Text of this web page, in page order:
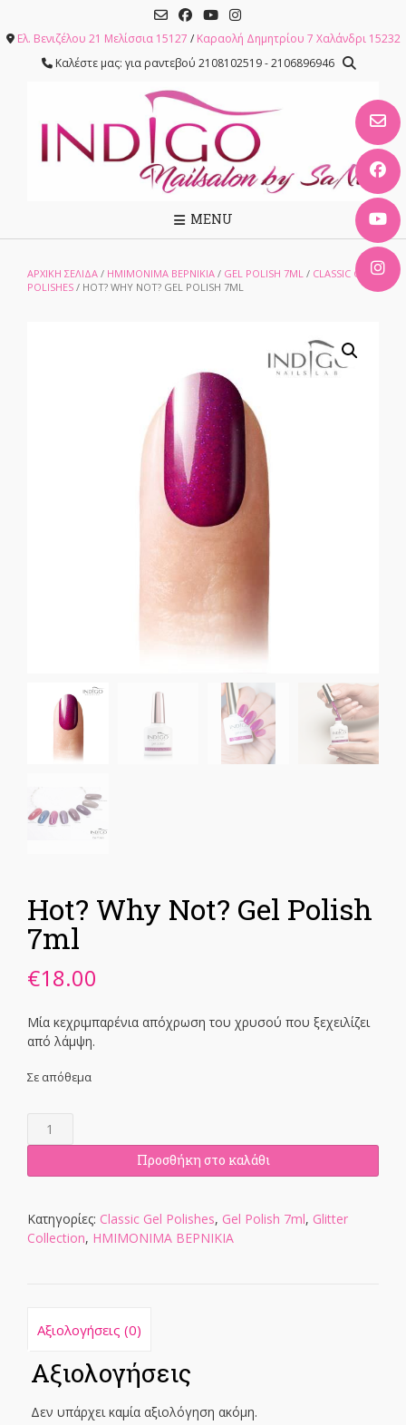
content
Ελ. Βενιζέλου 21 Μελίσσια 15127 / Καραολή Δημητρίου 7 Χαλάνδρι 15232
Καλέστε μας: για ραντεβού 2108102519 - 2106896946
MENU
ΑΡΧΙΚΉ ΣΕΛΊΔΑ / ΗΜΙΜΟΝΙΜΑ ΒΕΡΝΙΚΙΑ / GEL POLISH 7ML / CLASSIC GEL
POLISHES / HOT? WHY NOT? GEL POLISH 7ML
Hot? Why Not? Gel Polish
7ml
€18.00
Μία κεχριμπαρένια απόχρωση του χρυσού που ξεχειλίζει
από λάμψη.
Σε απόθεμα
Hot?
Why
Gel
7ml
ποσότητα
Προσθήκη στο καλάθι
Κατηγορίες: Classic Gel Polishes, Gel Polish 7ml, Glitter
Collection, ΗΜΙΜΟΝΙΜΑ ΒΕΡΝΙΚΙΑ
Αξιολογήσεις (0)
Αξιολογήσεις
Δεν υπάρχει καμία αξιολόγηση ακόμη.